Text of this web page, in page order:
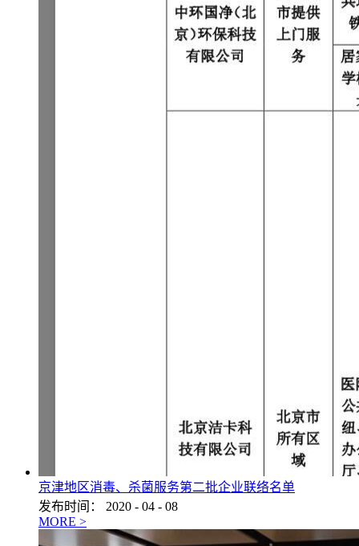
京津地区消毒、杀菌服务第二批企业联络名单
发布时间：
2020 - 04 - 08
MORE >